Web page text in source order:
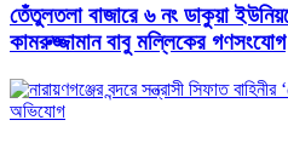
তেঁতুলতলা বাজারে ৬ নং ডাকুয়া
কামরুজ্জামান বাবু মল্লিকের গণসংযোগ